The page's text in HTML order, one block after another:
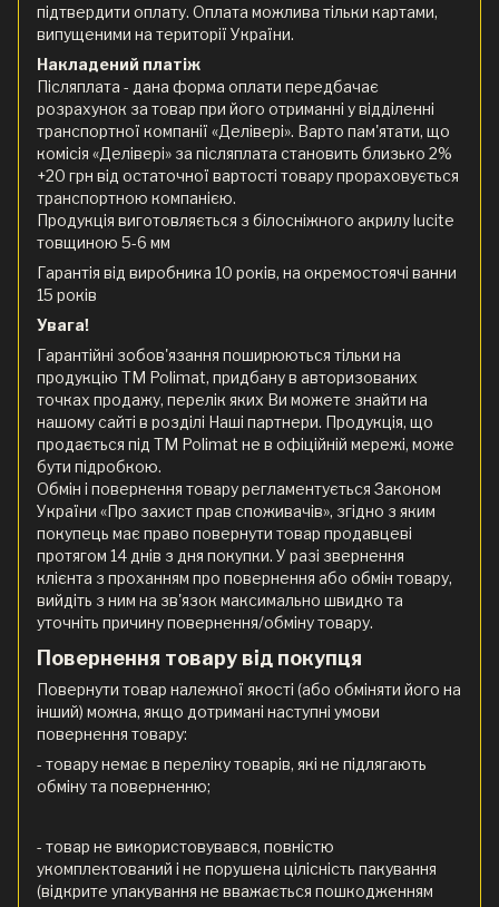
підтвердити оплату. Оплата можлива тільки картами,
випущеними на території України.
Накладений платіж
Післяплата - дана форма оплати передбачає
розрахунок за товар при його отриманні у відділенні
транспортної компанії «Делівері». Варто пам'ятати, що
комісія «Делівері» за післяплата становить близько 2%
+20 грн від остаточної вартості товару прораховується
транспортною компанією.
Продукція виготовляється з білосніжного акрилу lucite
товщиною 5-6 мм
Гарантія від виробника 10 років, на окремостоячі ванни
15 років
Увага!
Гарантійні зобов'язання поширюються тільки на
продукцію ТМ Polimat, придбану в авторизованих
точках продажу, перелік яких Ви можете знайти на
нашому сайті в розділі Наші партнери. Продукція, що
продається під ТМ Polimat не в офіційній мережі, може
бути підробкою.
Обмін і повернення товару регламентується Законом
України «Про захист прав споживачів», згідно з яким
покупець має право повернути товар продавцеві
протягом 14 днів з дня покупки. У разі звернення
клієнта з проханням про повернення або обмін товару,
вийдіть з ним на зв'язок максимально швидко та
уточніть причину повернення/обміну товару.
Повернення товару від покупця
Повернути товар належної якості (або обміняти його на
інший) можна, якщо дотримані наступні умови
повернення товару:
- товару немає в переліку товарів, які не підлягають
обміну та поверненню;
- товар не використовувався, повністю
укомплектований і не порушена цілісність пакування
(відкрите упакування не вважається пошкодженням